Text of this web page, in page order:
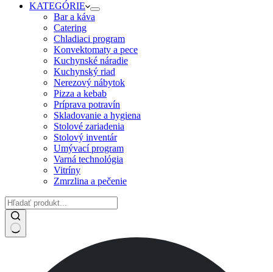
KATEGÓRIE
Bar a káva
Catering
Chladiaci program
Konvektomaty a pece
Kuchynské náradie
Kuchynský riad
Nerezový nábytok
Pizza a kebab
Príprava potravín
Skladovanie a hygiena
Stolové zariadenia
Stolový inventár
Umývací program
Varná technológia
Vitríny
Zmrzlina a pečenie